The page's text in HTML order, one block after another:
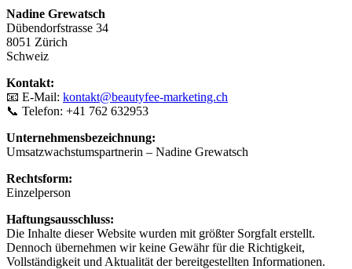
Nadine Grewatsch
Dübendorfstrasse 34
8051 Zürich
Schweiz
Kontakt:
📧 E-Mail: kontakt@beautyfee-marketing.ch
📞 Telefon: +41 762 632953
Unternehmensbezeichnung:
Umsatzwachstumspartnerin – Nadine Grewatsch
Rechtsform:
Einzelperson
Haftungsausschluss:
Die Inhalte dieser Website wurden mit größter Sorgfalt erstellt.
Dennoch übernehmen wir keine Gewähr für die Richtigkeit,
Vollständigkeit und Aktualität der bereitgestellten Informationen.